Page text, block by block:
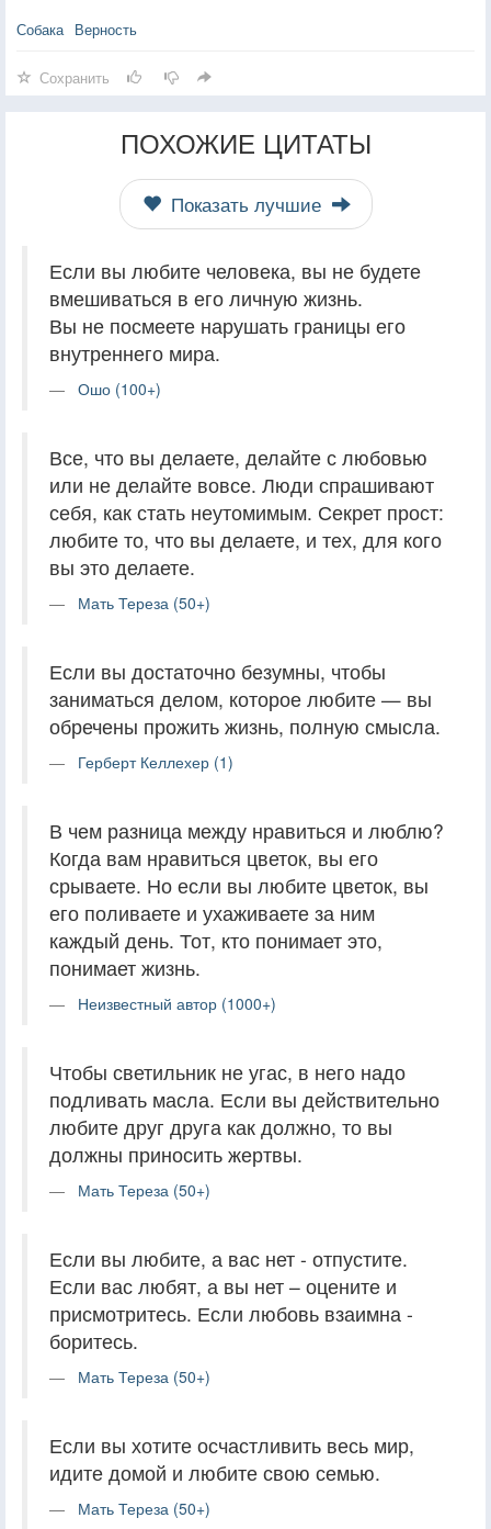
Собака Верность
Сохранить
ПОХОЖИЕ ЦИТАТЫ
Показать лучшие
Если вы любите человека, вы не будете
вмешиваться в его личную жизнь.
Вы не посмеете нарушать границы его
внутреннего мира.
Ошо (100+)
Все, что вы делаете, делайте с любовью
или не делайте вовсе. Люди спрашивают
себя, как стать неутомимым. Секрет прост:
любите то, что вы делаете, и тех, для кого
вы это делаете.
Мать Тереза (50+)
Если вы достаточно безумны, чтобы
заниматься делом, которое любите — вы
обречены прожить жизнь, полную смысла.
Герберт Келлехер (1)
В чем разница между нравиться и люблю?
Когда вам нравиться цветок, вы его
срываете. Но если вы любите цветок, вы
его поливаете и ухаживаете за ним
каждый день. Тот, кто понимает это,
понимает жизнь.
Неизвестный автор (1000+)
Чтобы светильник не угас, в него надо
подливать масла. Если вы действительно
любите друг друга как должно, то вы
должны приносить жертвы.
Мать Тереза (50+)
Если вы любите, а вас нет - отпустите.
Если вас любят, а вы нет – оцените и
присмотритесь. Если любовь взаимна -
боритесь.
Мать Тереза (50+)
Если вы хотите осчастливить весь мир,
идите домой и любите свою семью.
Мать Тереза (50+)